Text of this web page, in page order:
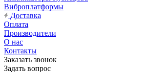
Виброплатформы
Доставка
Оплата
Производители
О нас
Контакты
Заказать звонок
Задать вопрос